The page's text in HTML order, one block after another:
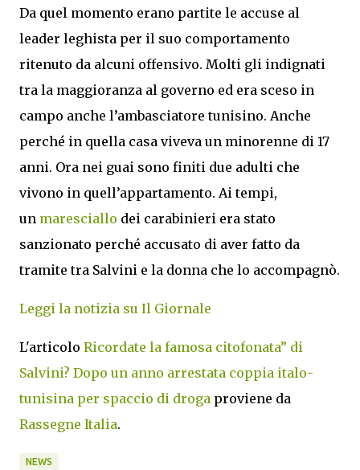
Da quel momento erano partite le accuse al
leader leghista per il suo comportamento
ritenuto da alcuni offensivo. Molti gli indignati
tra la maggioranza al governo ed era sceso in
campo anche l’ambasciatore tunisino. Anche
perché in quella casa viveva un minorenne di 17
anni. Ora nei guai sono finiti due adulti che
vivono in quell’appartamento. Ai tempi,
un maresciallo dei carabinieri era stato
sanzionato perché accusato di aver fatto da
tramite tra Salvini e la donna che lo accompagnò.
Leggi la notizia su Il Giornale
L'articolo Ricordate la famosa citofonata” di
Salvini? Dopo un anno arrestata coppia italo-
tunisina per spaccio di droga proviene da
Rassegne Italia.
NEWS